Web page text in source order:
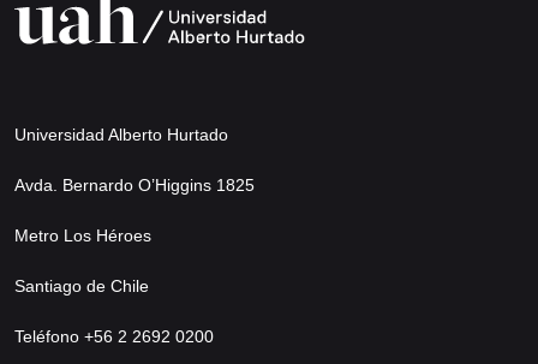
Universidad Alberto Hurtado
Avda. Bernardo O’Higgins 1825
Metro Los Héroes
Santiago de Chile
Teléfono +56 2 2692 0200